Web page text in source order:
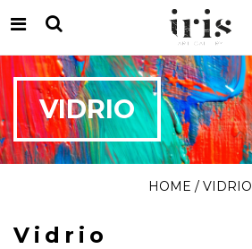
VIDRIO
HOME / VIDRIO
Vidrio